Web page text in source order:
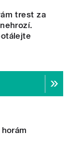
trest za